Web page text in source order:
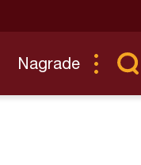
Nagrade